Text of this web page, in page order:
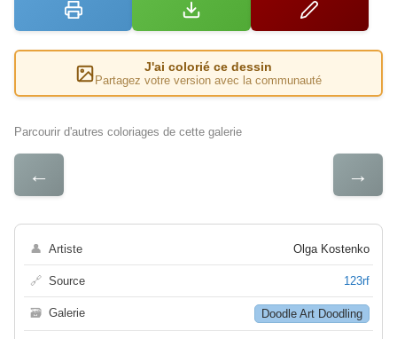
J'ai colorié ce dessin
Partagez votre version avec la communauté
Parcourir d'autres coloriages de cette galerie
← →
👤 Artiste Olga Kostenko
🔗 Source 123rf
🗃 Galerie Doodle Art Doodling